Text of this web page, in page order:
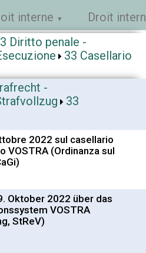
interne
Droit
3 Diritto penale -
33 Casellario
-
33
2022 sul casellario
VOSTRA (Ordinanza sul
Oktober 2022 über das
VOSTRA
StReV)